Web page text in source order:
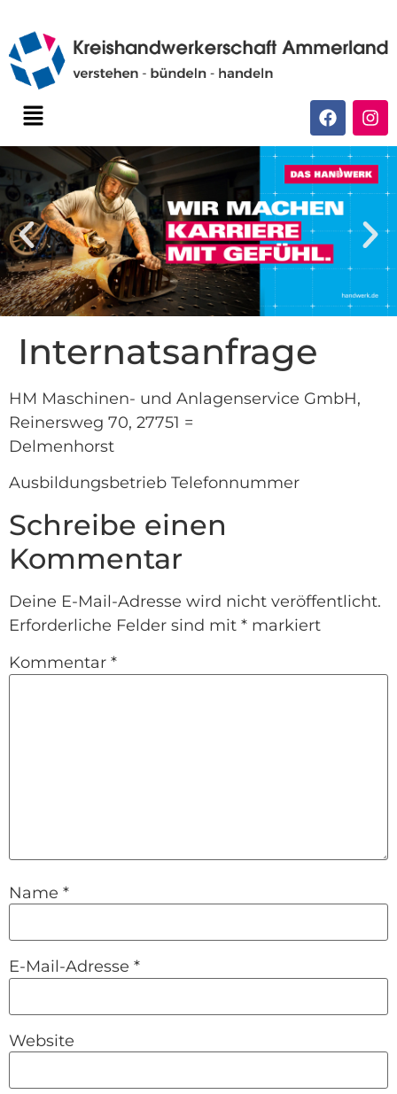
Internatsanfrage
HM Maschinen- und Anlagenservice GmbH,
Reinersweg 70, 27751 =
Delmenhorst
Ausbildungsbetrieb Telefonnummer
Schreibe einen
Kommentar
Deine E-Mail-Adresse wird nicht veröffentlicht.
Erforderliche Felder sind mit * markiert
Kommentar *
Name *
E-Mail-Adresse *
Website